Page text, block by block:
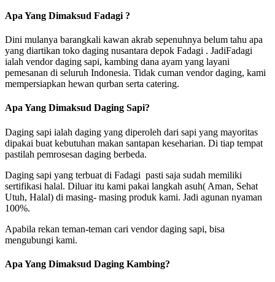
Apa Yang Dimaksud Fadagi ?
Dini mulanya barangkali kawan akrab sepenuhnya belum tahu apa
yang diartikan toko daging nusantara depok Fadagi . JadiFadagi
ialah vendor daging sapi, kambing dana ayam yang layani
pemesanan di seluruh Indonesia. Tidak cuman vendor daging, kami
mempersiapkan hewan qurban serta catering.
Apa Yang Dimaksud Daging Sapi?
Daging sapi ialah daging yang diperoleh dari sapi yang mayoritas
dipakai buat kebutuhan makan santapan keseharian. Di tiap tempat
pastilah pemrosesan daging berbeda.
Daging sapi yang terbuat di Fadagi pasti saja sudah memiliki
sertifikasi halal. Diluar itu kami pakai langkah asuh( Aman, Sehat
Utuh, Halal) di masing- masing produk kami. Jadi agunan nyaman
100%.
Apabila rekan teman-teman cari vendor daging sapi, bisa
mengubungi kami.
Apa Yang Dimaksud Daging Kambing?